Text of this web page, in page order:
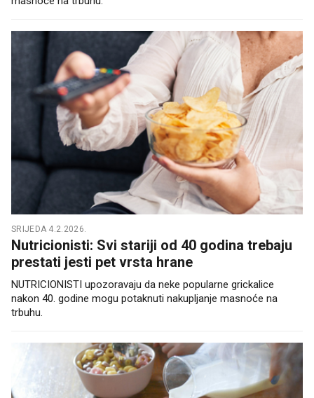
SRIJEDA 4.2.2026.
Nutricionisti: Svi stariji od 40 godina trebaju
prestati jesti pet vrsta hrane
NUTRICIONISTI upozoravaju da neke popularne grickalice
nakon 40. godine mogu potaknuti nakupljanje masnoće na
trbuhu.